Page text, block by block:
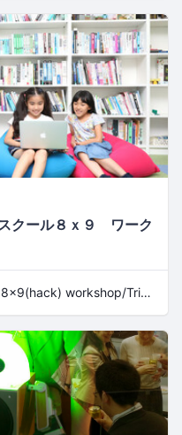
クール８ｘ９ ワーク
Kids Programming School 8x9(hack) workshop/Trial Lesson